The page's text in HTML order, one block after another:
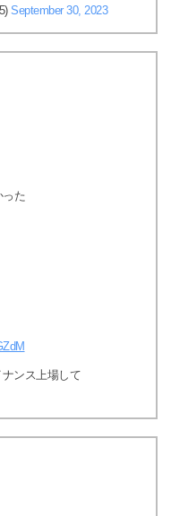
September 30, 2023
った
ンス上場して